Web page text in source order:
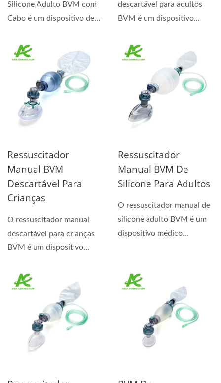
Silicone Adulto BVM com
Cabo é um dispositivo de
descartável para adultos
BVM é um dispositivo
Ressuscitador
Manual BVM
Descartável Para
Crianças
O ressuscitador manual
descartável para crianças
BVM é um dispositivo
Ressuscitador
Manual BVM De
Silicone Para Adultos
O ressuscitador manual de
silicone adulto BVM é um
dispositivo médico